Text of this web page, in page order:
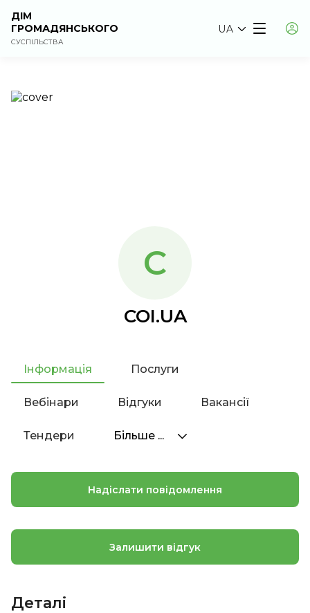
ДІМ
ГРОМАДЯНСЬКОГО
СУСПІЛЬСТВА
UA
C
COI.UA
Інформація Послуги
Вебінари Відгуки Вакансії
Тендери Більше ...
Надіслати повідомлення
Залишити відгук
Деталі